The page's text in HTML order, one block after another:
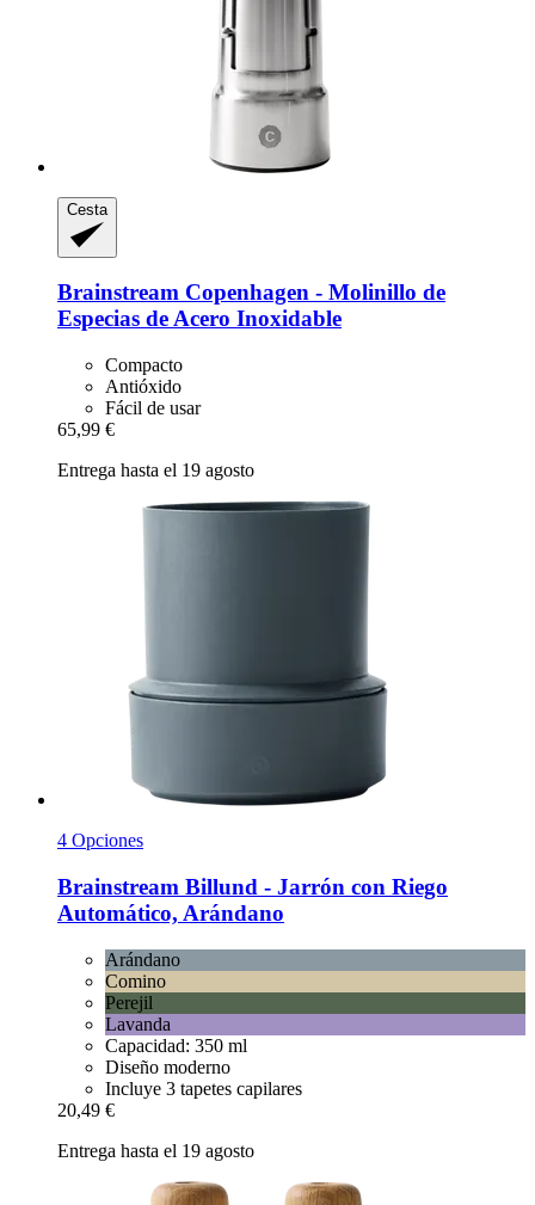
Cesta
Brainstream Copenhagen -​ Molinillo de
Especias de Acero Inoxidable
Compacto
Antióxido
Fácil de usar
65,99 €
Entrega hasta el 19 agosto
4 Opciones
Brainstream Billund -​ Jarrón con Riego
Automático, Arándano
Arándano
Comino
Perejil
Lavanda
Capacidad: 350 ml
Diseño moderno
Incluye 3 tapetes capilares
20,49 €
Entrega hasta el 19 agosto